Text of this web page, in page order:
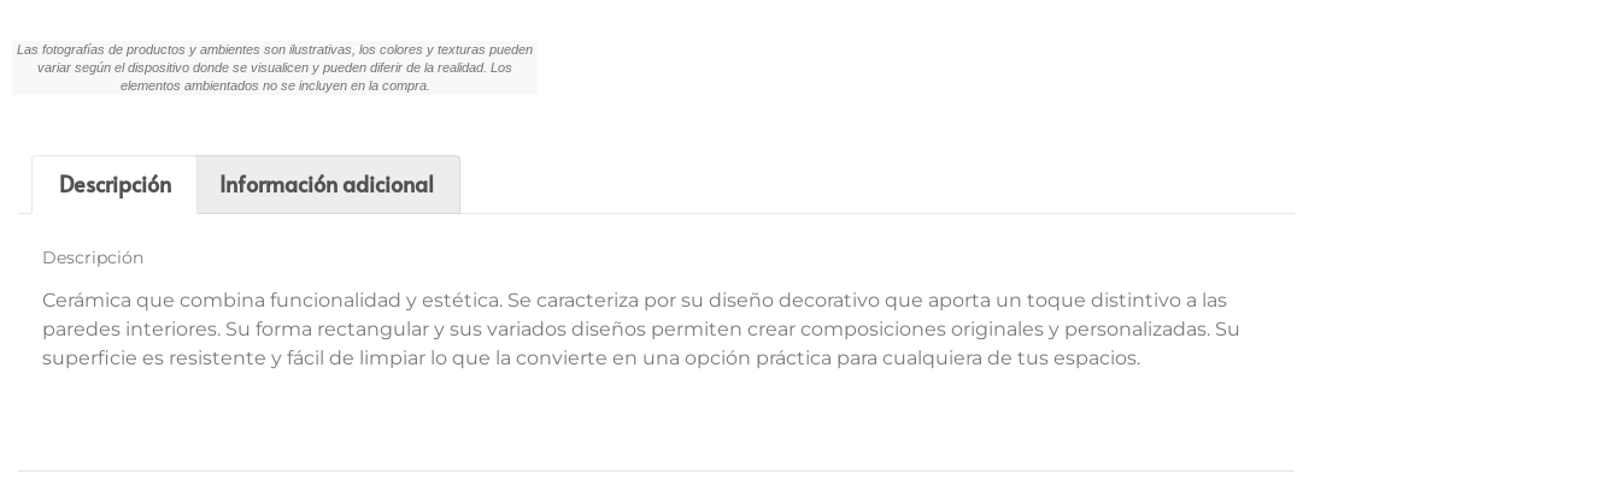
Las fotografías de productos y ambientes son ilustrativas, los colores y texturas pueden
variar según el dispositivo donde se visualicen y pueden diferir de la realidad. Los
elementos ambientados no se incluyen en la compra.
Descripción Información adicional
Descripción
Cerámica que combina funcionalidad y estética. Se caracteriza por su diseño decorativo que aporta un toque distintivo a las
paredes interiores. Su forma rectangular y sus variados diseños permiten crear composiciones originales y personalizadas. Su
superficie es resistente y fácil de limpiar lo que la convierte en una opción práctica para cualquiera de tus espacios.